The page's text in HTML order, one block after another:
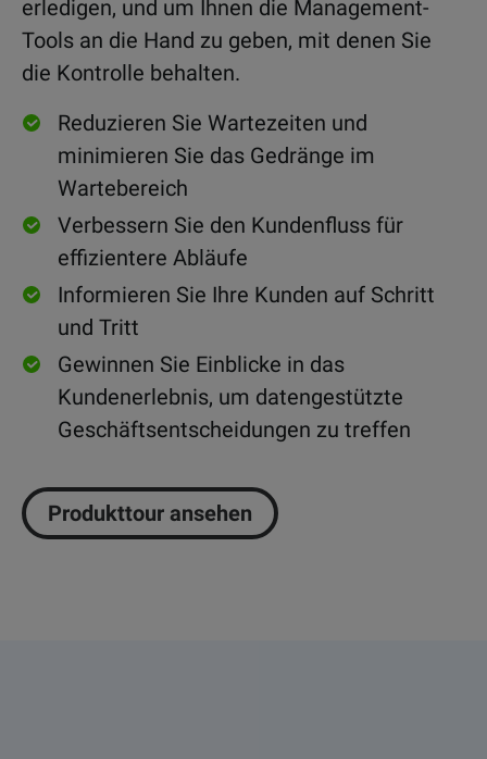
erledigen, und um Ihnen die Management-
Tools an die Hand zu geben, mit denen Sie
die Kontrolle behalten.
Reduzieren Sie Wartezeiten und
minimieren Sie das Gedränge im
Wartebereich
Verbessern Sie den Kundenfluss für
effizientere Abläufe
Informieren Sie Ihre Kunden auf Schritt
und Tritt
Gewinnen Sie Einblicke in das
Kundenerlebnis, um datengestützte
Geschäftsentscheidungen zu treffen
Produkttour ansehen